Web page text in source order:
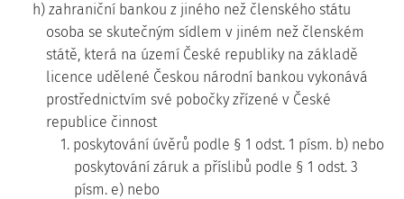
h) zahraniční bankou z jiného než členského státu
osoba se skutečným sídlem v jiném než členském
státě, která na území České republiky na základě
licence udělené Českou národní bankou vykonává
prostřednictvím své pobočky zřízené v České
republice činnost
1. poskytování úvěrů podle § 1 odst. 1 písm. b) nebo
poskytování záruk a příslibů podle § 1 odst. 3
písm. e) nebo